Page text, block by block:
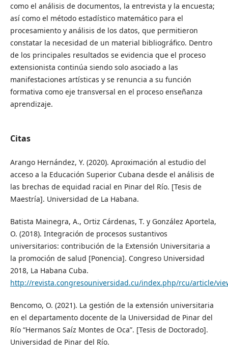
como el análisis de documentos, la entrevista y la encuesta;
así como el método estadístico matemático para el
procesamiento y análisis de los datos, que permitieron
constatar la necesidad de un material bibliográfico. Dentro
de los principales resultados se evidencia que el proceso
extensionista continúa siendo solo asociado a las
manifestaciones artísticas y se renuncia a su función
formativa como eje transversal en el proceso enseñanza
aprendizaje.
Citas
Arango Hernández, Y. (2020). Aproximación al estudio del
acceso a la Educación Superior Cubana desde el análisis de
las brechas de equidad racial en Pinar del Río. [Tesis de
Maestría]. Universidad de La Habana.
Batista Mainegra, A., Ortiz Cárdenas, T. y González Aportela,
O. (2018). Integración de procesos sustantivos
universitarios: contribución de la Extensión Universitaria a
la promoción de salud [Ponencia]. Congreso Universidad
2018, La Habana Cuba.
http://revista.congresouniversidad.cu/index.php/rcu/article/
Bencomo, O. (2021). La gestión de la extensión universitaria
en el departamento docente de la Universidad de Pinar del
Río “Hermanos Saíz Montes de Oca”. [Tesis de Doctorado].
Universidad de Pinar del Río.